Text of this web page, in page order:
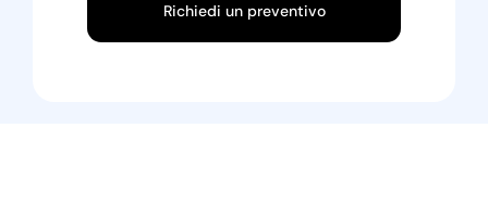
Richiedi un preventivo